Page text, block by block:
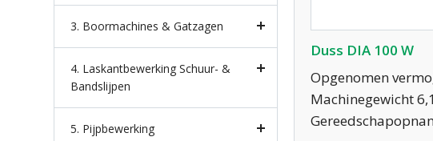
Duss DIA 100 W
Opgenomen
Machinegewicht
3. Boormachines & Gatzagen
4. Laskantbewerking Schuur- &
Bandslijpen
5. Pijpbewerking